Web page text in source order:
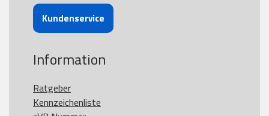
Kundenservice
Information
Ratgeber
Kennzeichenliste